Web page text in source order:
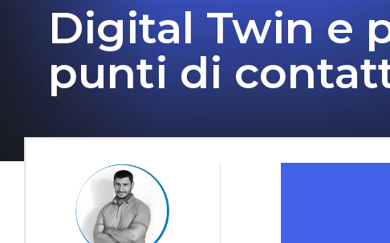
Digital Twin e
punti di